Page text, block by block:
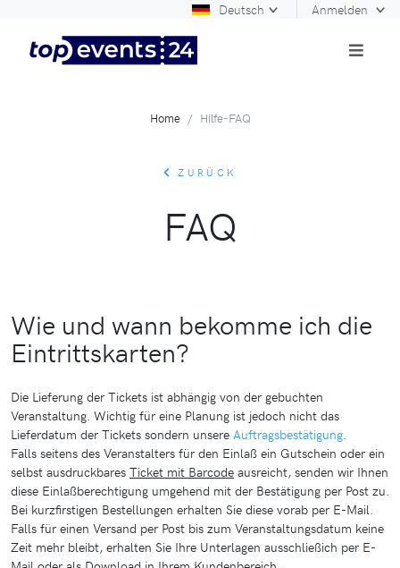
Deutsch Anmelden
Home Hilfe-FAQ
ZURÜCK
FAQ
Wie und wann bekomme ich die
Eintrittskarten?
Die Lieferung der Tickets ist abhängig von der gebuchten
Veranstaltung. Wichtig für eine Planung ist jedoch nicht das
Lieferdatum der Tickets sondern unsere Auftragsbestätigung.
Falls seitens des Veranstalters für den Einlaß ein Gutschein oder ein
selbst ausdruckbares Ticket mit Barcode ausreicht, senden wir Ihnen
diese Einlaßberechtigung umgehend mit der Bestätigung per Post zu.
Bei kurzfirstigen Bestellungen erhalten Sie diese vorab per E-Mail.
Falls für einen Versand per Post bis zum Veranstaltungsdatum keine
Zeit mehr bleibt, erhalten Sie Ihre Unterlagen ausschließich per E-